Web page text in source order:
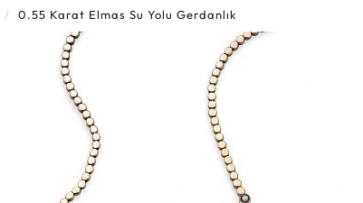
0.55 Karat Elmas Su Yolu Gerdanlık